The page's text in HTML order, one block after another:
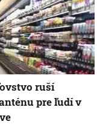
ruší
pre ľudí v